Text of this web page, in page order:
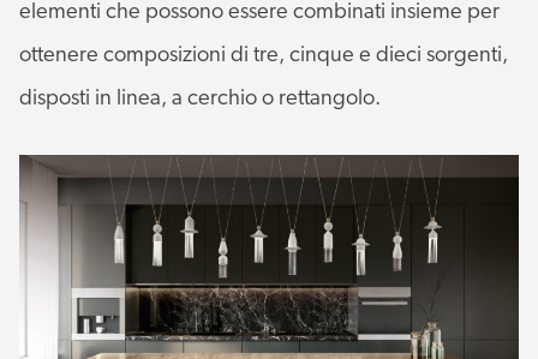
elementi che possono essere combinati insieme per
ottenere composizioni di tre, cinque e dieci sorgenti,
disposti in linea, a cerchio o rettangolo.